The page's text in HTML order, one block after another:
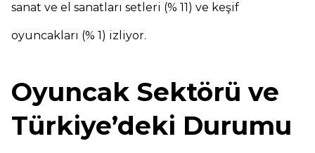
sanat ve el sanatları setleri (% 11) ve keşif
oyuncakları (% 1) izliyor.
Oyuncak Sektörü ve
Türkiye’deki Durumu